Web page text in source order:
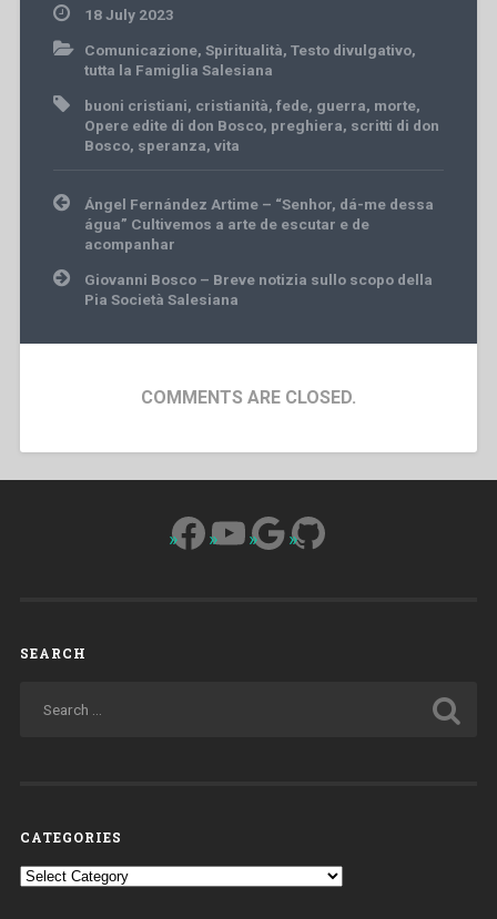
18 July 2023
Comunicazione, Spiritualità, Testo divulgativo,
tutta la Famiglia Salesiana
buoni cristiani, cristianità, fede, guerra, morte,
Opere edite di don Bosco, preghiera, scritti di don
Bosco, speranza, vita
Post
navigation
Ángel Fernández Artime – “Senhor, dá-me dessa
água” Cultivemos a arte de escutar e de
acompanhar
Giovanni Bosco – Breve notizia sullo scopo della
Pia Società Salesiana
COMMENTS ARE CLOSED.
Facebook
YouTube
Google
GitHub
SEARCH
CATEGORIES
Categories